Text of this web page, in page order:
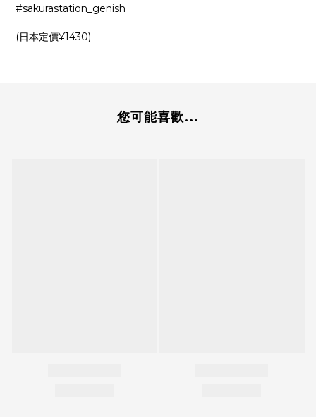
#sakurastation_genish
(日本定價¥1430)
您可能喜歡...